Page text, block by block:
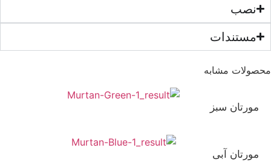
نصب
مستندات
مشابه
120×270
پرسلان
مورتان سبز
پرسلان
مورتان آبی